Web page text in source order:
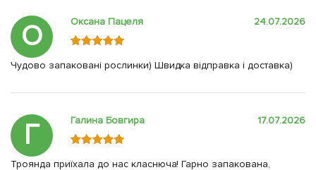
О Оксана Пацеля 24.07.2026
Чудово запаковані рослинки) Швидка відправка і доставка)
Г Галина Бовгира 17.07.2026
Троянда приїхала до нас класнюча! Гарно запакована,